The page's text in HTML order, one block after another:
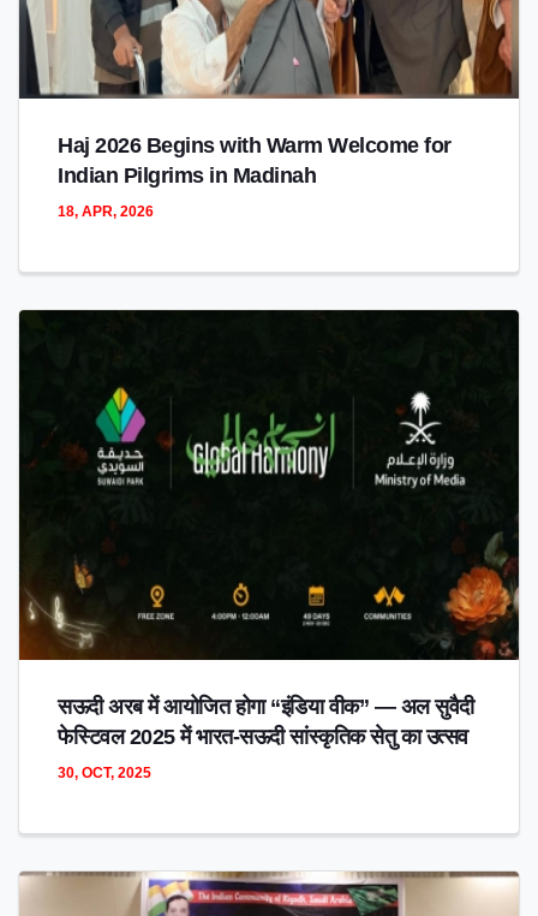
Haj 2026 Begins with Warm Welcome for
Indian Pilgrims in Madinah
18, APR, 2026
सऊदी अरब में आयोजित होगा “इंडिया वीक” — अल सुवैदी
फेस्टिवल 2025 में भारत-सऊदी सांस्कृतिक सेतु का उत्सव
30, OCT, 2025